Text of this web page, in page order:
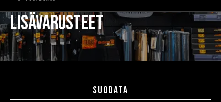
Lisävarusteet
SUODATA